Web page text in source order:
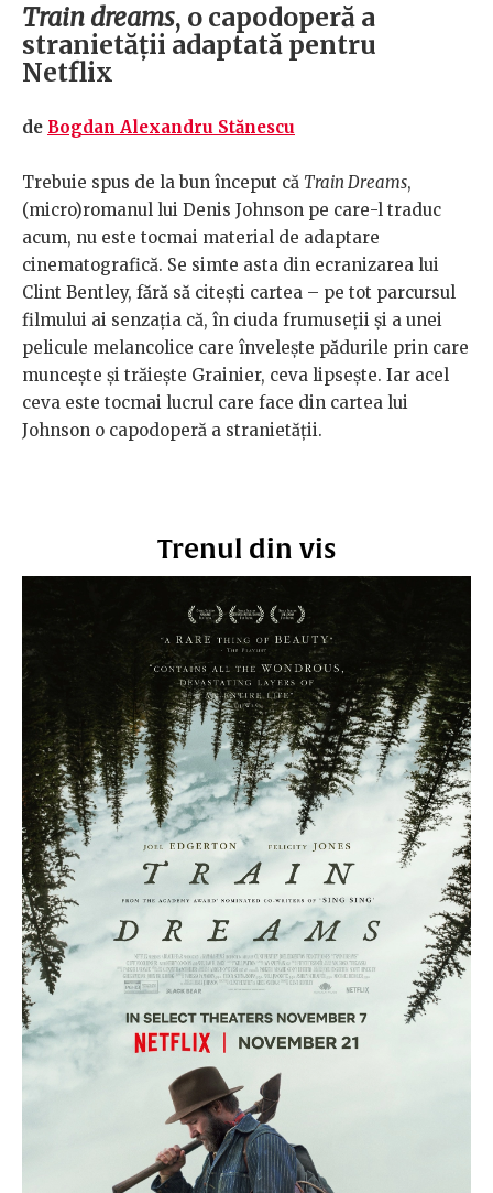
Train dreams, o capodoperă a
stranietății adaptată pentru
Netflix
de Bogdan Alexandru Stănescu
Trebuie spus de la bun început că Train Dreams,
(micro)romanul lui Denis Johnson pe care-l traduc
acum, nu este tocmai material de adaptare
cinematografică. Se simte asta din ecranizarea lui
Clint Bentley, fără să citești cartea – pe tot parcursul
filmului ai senzația că, în ciuda frumuseții și a unei
pelicule melancolice care învelește pădurile prin care
muncește și trăiește Grainier, ceva lipsește. Iar acel
ceva este tocmai lucrul care face din cartea lui
Johnson o capodoperă a stranietății.
Trenul din vis